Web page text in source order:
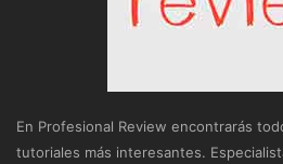
En Profesional Review encontrarás
tutoriales más interesantes.